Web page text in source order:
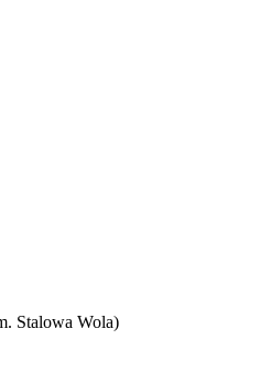
Stalowa Wola)